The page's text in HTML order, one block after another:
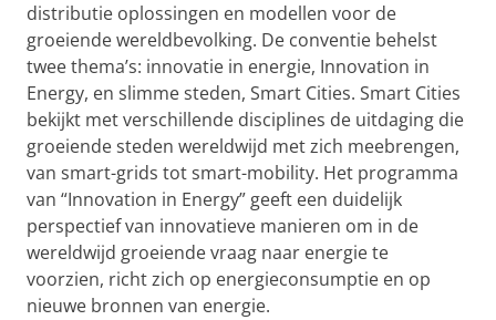
distributie oplossingen en modellen voor de
groeiende wereldbevolking. De conventie behelst
twee thema’s: innovatie in energie, Innovation in
Energy, en slimme steden, Smart Cities. Smart Cities
bekijkt met verschillende disciplines de uitdaging die
groeiende steden wereldwijd met zich meebrengen,
van smart-grids tot smart-mobility. Het programma
van “Innovation in Energy” geeft een duidelijk
perspectief van innovatieve manieren om in de
wereldwijd groeiende vraag naar energie te
voorzien, richt zich op energieconsumptie en op
nieuwe bronnen van energie.